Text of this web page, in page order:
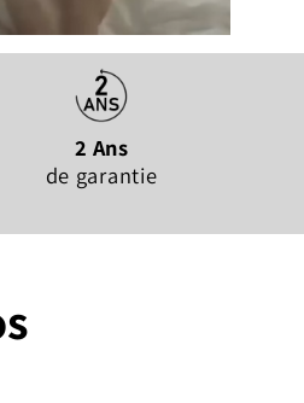
2 Ans
de garantie